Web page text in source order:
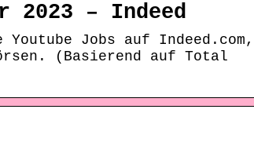
2023 – Indeed
Jobs auf Indeed.com,
(Basierend auf Total